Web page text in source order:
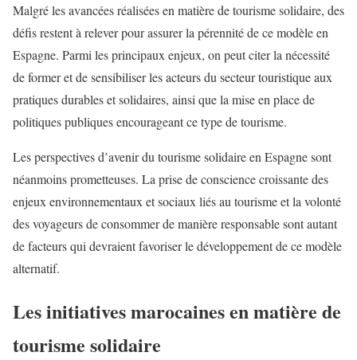
Malgré les avancées réalisées en matière de tourisme solidaire, des
défis restent à relever pour assurer la pérennité de ce modèle en
Espagne. Parmi les principaux enjeux, on peut citer la nécessité
de former et de sensibiliser les acteurs du secteur touristique aux
pratiques durables et solidaires, ainsi que la mise en place de
politiques publiques encourageant ce type de tourisme.
Les perspectives d’avenir du tourisme solidaire en Espagne sont
néanmoins prometteuses. La prise de conscience croissante des
enjeux environnementaux et sociaux liés au tourisme et la volonté
des voyageurs de consommer de manière responsable sont autant
de facteurs qui devraient favoriser le développement de ce modèle
alternatif.
Les initiatives marocaines en matière de
tourisme solidaire